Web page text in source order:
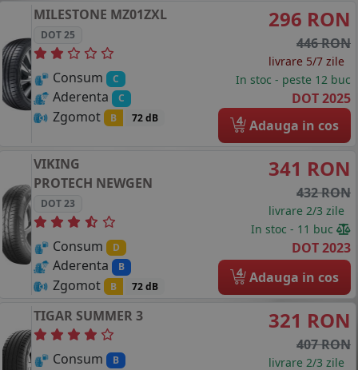
MILESTONE MZ01ZXL
DOT 25
Consum C
Aderenta C
Zgomot B 72 dB
296 RON
446 RON
livrare 5/7 zile
In stoc - peste 12 buc
DOT 2025
4 Adauga in cos
VIKING
PROTECH NEWGEN
DOT 23
Consum D
Aderenta B
Zgomot B 72 dB
341 RON
432 RON
livrare 2/3 zile
In stoc - 11 buc
DOT 2023
4 Adauga in cos
TIGAR SUMMER 3
Consum B
321 RON
407 RON
livrare 2/3 zile